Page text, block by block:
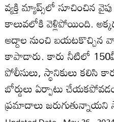
వ్యక్తి మ్యాప్స్‌లో సూచించిన
కాలువలోకి వెళ్లిపోయింది.
అద్దాల నుంచి బయటకొచ్చిన
కాపాడారు. కారు నీటిలో
పోలీసులు, స్థానికులు కలిసి
బోర్డులు ఏర్పాటు
ప్రమాదాలు జరుగుతున్నాయని